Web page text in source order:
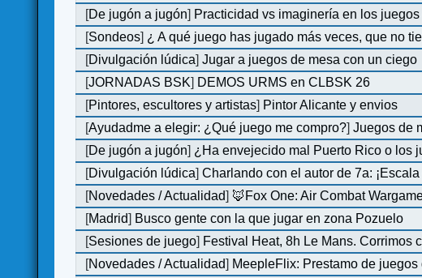
[De jugón a jugón] Practicidad vs imaginería en los juegos
[Sondeos] ¿ A qué juego has jugado más veces, que no
[Divulgación lúdica]Jugar a juegos de mesa con un ciego
[JORNADAS BSK] DEMOS URMS en CLBSK 26
[Pintores, escultores y artistas] Pintor Alicante y envios
[Ayudadme a elegir: ¿Qué juego me compro?]Juegos de
[De jugón a jugón] ¿Ha envejecido mal Puerto Rico o los
[Divulgación lúdica]Charlando con el autor de 7a:
[Novedades / Actualidad] 🦊Fox One: Air Combat
[Madrid] Busco gente con la que jugar en zona Pozuelo
[Sesiones de juego] Festival Heat, 8h Le Mans. Corrimos
[Novedades / Actualidad] MeepleFlix: Prestamo de